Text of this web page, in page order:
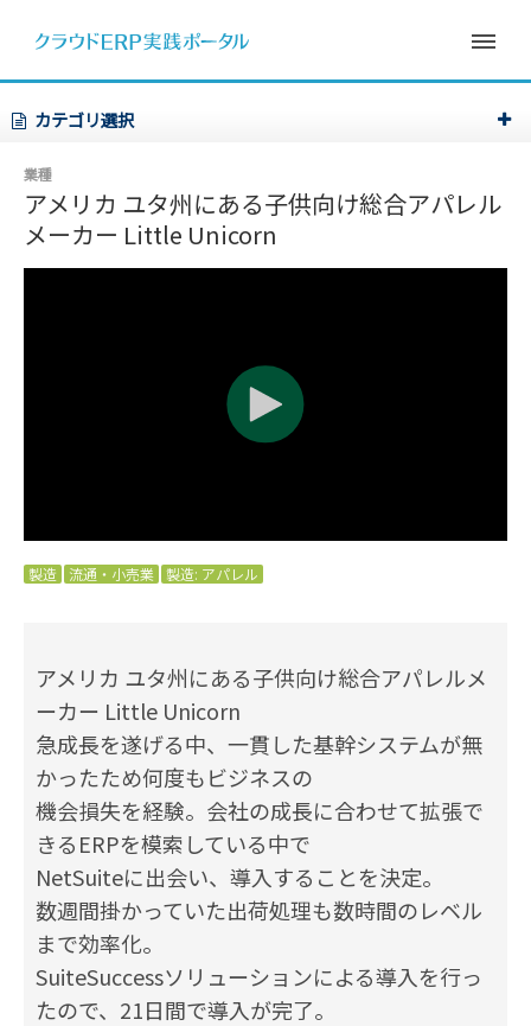
カテゴリ選択
業種
アメリカ ユタ州にある子供向け総合アパレル
メーカー Little Unicorn
製造 流通・小売業 製造: アパレル
アメリカ ユタ州にある子供向け総合アパレルメ
ーカー Little Unicorn
急成長を遂げる中、一貫した基幹システムが無
かったため何度もビジネスの
機会損失を経験。会社の成長に合わせて拡張で
きるERPを模索している中で
NetSuiteに出会い、導入することを決定。
数週間掛かっていた出荷処理も数時間のレベル
まで効率化。
SuiteSuccessソリューションによる導入を行っ
たので、21日間で導入が完了。